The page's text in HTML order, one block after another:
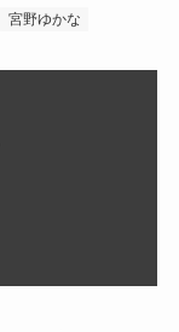
宮野ゆかな